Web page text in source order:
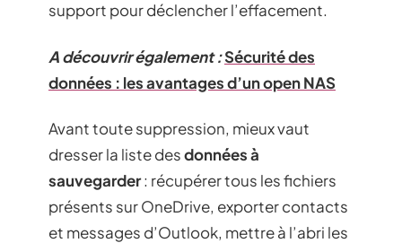
support pour déclencher l’effacement.
A découvrir également :Sécurité des
données : les avantages d’un open NAS
Avant toute suppression, mieux vaut
dresser la liste desdonnées à
sauvegarder: récupérer tous les fichiers
présents sur OneDrive, exporter contacts
et messages d’Outlook, mettre à l’abri les